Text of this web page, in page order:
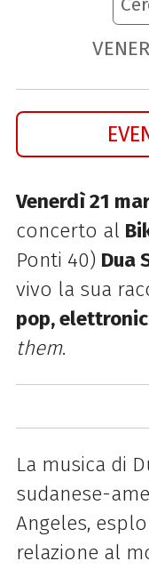
Venerdì 21
concerto al
Ponti 40) Dua
vivo la sua
pop,
them.
La musica di
sudanese-
Angeles,
relazione al